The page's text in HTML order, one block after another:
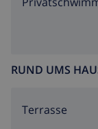
RUND UMS
Terrasse